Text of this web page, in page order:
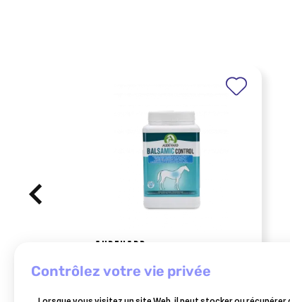
AUDEVARD
contrôlez votre vie privée